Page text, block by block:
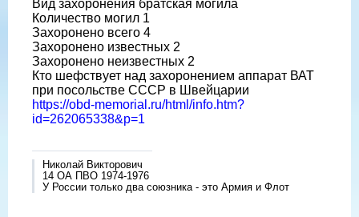
Вид захоронения братская могила
Количество могил 1
Захоронено всего 4
Захоронено известных 2
Захоронено неизвестных 2
Кто шефствует над захоронением аппарат ВАТ
при посольстве СССР в Швейцарии
https://obd-memorial.ru/html/info.htm?
id=262065338&p=1
Николай Викторович
14 ОА ПВО 1974-1976
У России только два союзника - это Армия и Флот